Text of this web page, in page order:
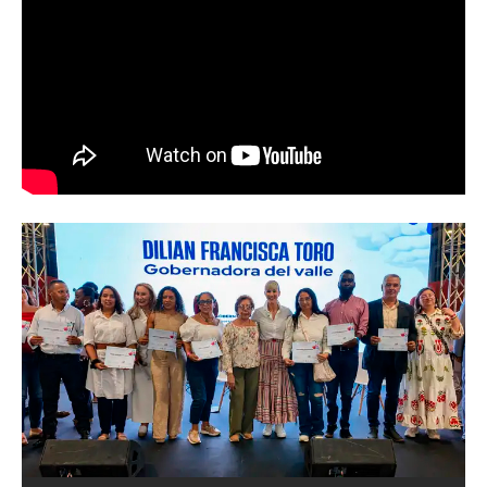
Abren convocatoria del ‘Art World
Records Latam’, para creadores de